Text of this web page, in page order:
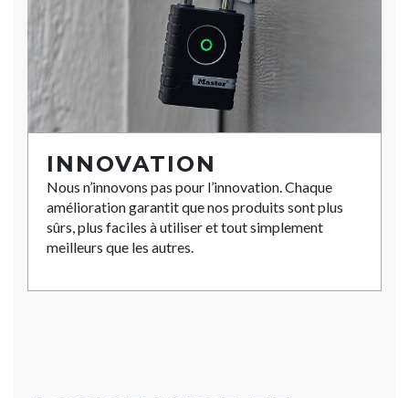
INNOVATION
Nous n’innovons pas pour l’innovation. Chaque
amélioration garantit que nos produits sont plus
sûrs, plus faciles à utiliser et tout simplement
meilleurs que les autres.